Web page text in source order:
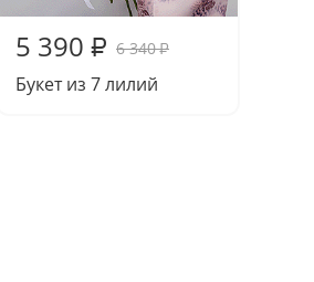
5 390 ₽ 6 340₽
Букет из 7 лилий